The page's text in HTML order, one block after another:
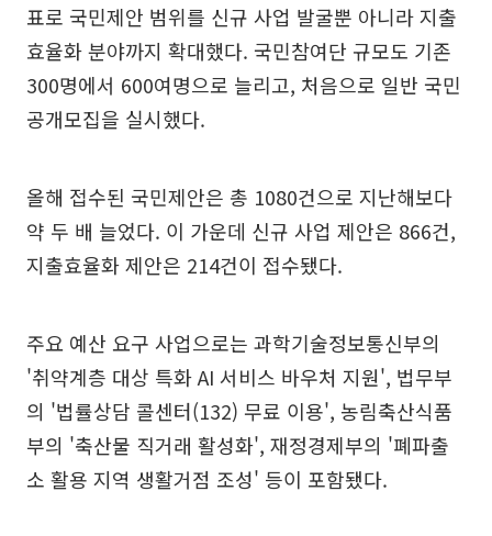
표로 국민제안 범위를 신규 사업 발굴뿐 아니라 지출
효율화 분야까지 확대했다. 국민참여단 규모도 기존
300명에서 600여명으로 늘리고, 처음으로 일반 국민
공개모집을 실시했다.
올해 접수된 국민제안은 총 1080건으로 지난해보다
약 두 배 늘었다. 이 가운데 신규 사업 제안은 866건,
지출효율화 제안은 214건이 접수됐다.
주요 예산 요구 사업으로는 과학기술정보통신부의
'취약계층 대상 특화 AI 서비스 바우처 지원', 법무부
의 '법률상담 콜센터(132) 무료 이용', 농림축산식품
부의 '축산물 직거래 활성화', 재정경제부의 '폐파출
소 활용 지역 생활거점 조성' 등이 포함됐다.